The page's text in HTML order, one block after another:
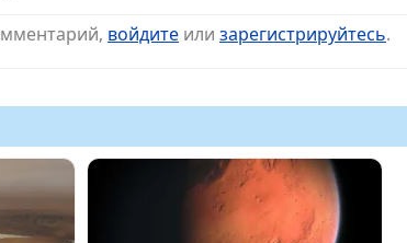
войдите или зарегистрируйтесь.